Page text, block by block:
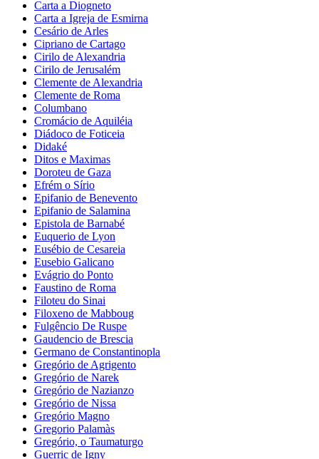
Carta a Diogneto
Carta a Igreja de Esmirna
Cesário de Arles
Cipriano de Cartago
Cirilo de Alexandria
Cirilo de Jerusalém
Clemente de Alexandria
Clemente de Roma
Columbano
Cromácio de Aquiléia
Diádoco de Foticeia
Didaké
Ditos e Maximas
Doroteu de Gaza
Efrém o Sírio
Epifanio de Benevento
Epifanio de Salamina
Epistola de Barnabé
Euquerio de Lyon
Eusébio de Cesareia
Eusebio Galicano
Evágrio do Ponto
Faustino de Roma
Filoteu do Sinai
Filoxeno de Mabboug
Fulgêncio De Ruspe
Gaudencio de Brescia
Germano de Constantinopla
Gregório de Agrigento
Gregório de Narek
Gregório de Nazianzo
Gregório de Nissa
Gregório Magno
Gregorio Palamàs
Gregório, o Taumaturgo
Guerric de Igny